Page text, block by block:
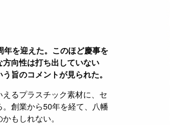
を迎えた。このほど慶事を
向性は打ち出していない
旨のコメントが見られた。
るプラスチック素材に、セ
創業から50年を経て、八幡
もしれない。